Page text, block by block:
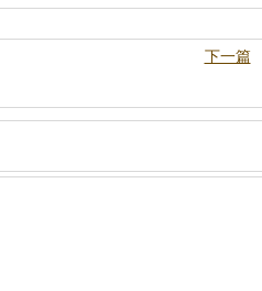
下一篇